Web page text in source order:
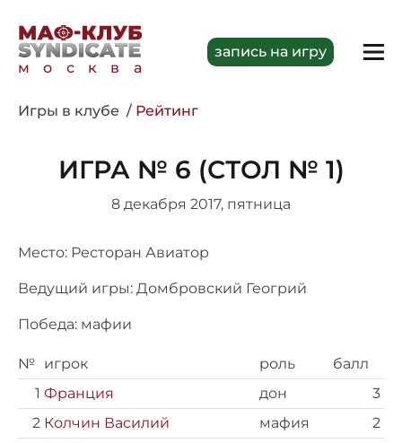
москва
запись на игру
Игры в клубе Рейтинг
ИГРА № 6 (СТОЛ № 1)
8 декабря 2017, пятница
Место: Ресторан Авиатор
Ведущий игры: Домбровский Геогрий
Победа: мафии
№ игрок роль
балл
1 Франция дон
3
2 Колчин Василий мафия
2